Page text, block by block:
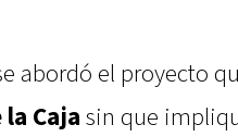
abordó el proyecto
Caja sin que